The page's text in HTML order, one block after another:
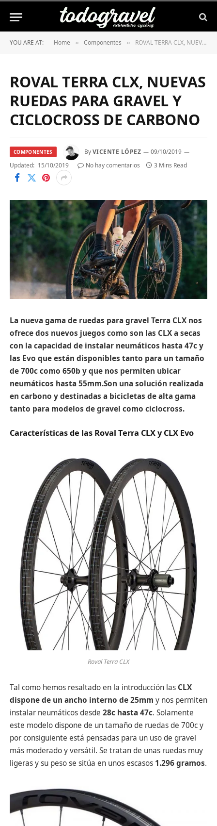
YOU ARE AT: Home » Componentes » ROVAL TERRA CLX, NUEVAS RUEDAS PARA GRAVEL Y CICLOCROSS DE CARBONO
ROVAL TERRA CLX, NUEVAS
RUEDAS PARA GRAVEL Y
CICLOCROSS DE CARBONO
COMPONENTES ByVICENTE LÓPEZ
09/10/2019
Updated: 15/10/2019 No hay comentarios 3 Mins Read
La nueva gama de ruedas para gravel Terra CLX nos
ofrece dos nuevos juegos como son las CLX a secas
con la capacidad de instalar neumáticos hasta 47c y
las Evo que están disponibles tanto para un tamaño
de 700c como 650b y que nos permiten ubicar
neumáticos hasta 55mm.Son una solución realizada
en carbono y destinadas a bicicletas de alta gama
tanto para modelos de gravel como ciclocross.
Características de las Roval Terra CLX y CLX Evo
Roval Terra CLX
Tal como hemos resaltado en la introducción las CLX
dispone de un ancho interno de 25mm y nos permiten
instalar neumáticos desde 28c hasta 47c. Solamente
este modelo dispone de un tamaño de ruedas de 700c y
por consiguiente está pensadas para un uso de gravel
más moderado y versátil. Se tratan de unas ruedas muy
ligeras y su peso se sitúa en unos escasos 1.296 gramos.